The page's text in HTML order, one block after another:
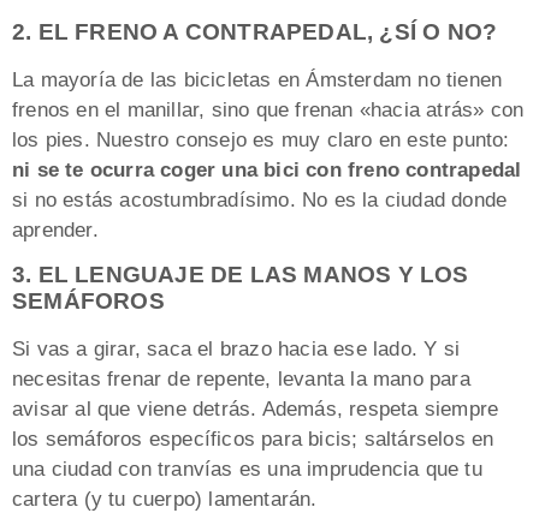
2. EL FRENO A CONTRAPEDAL, ¿SÍ O NO?
La mayoría de las bicicletas en Ámsterdam no tienen
frenos en el manillar, sino que frenan «hacia atrás» con
los pies. Nuestro consejo es muy claro en este punto:
ni se te ocurra coger una bici con freno contrapedal
si no estás acostumbradísimo. No es la ciudad donde
aprender.
3. EL LENGUAJE DE LAS MANOS Y LOS
SEMÁFOROS
Si vas a girar, saca el brazo hacia ese lado. Y si
necesitas frenar de repente, levanta la mano para
avisar al que viene detrás. Además, respeta siempre
los semáforos específicos para bicis; saltárselos en
una ciudad con tranvías es una imprudencia que tu
cartera (y tu cuerpo) lamentarán.